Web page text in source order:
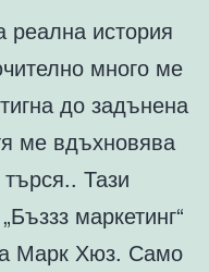
реална история
много ме
до задънена
ме вдъхновява
Тази
маркетинг“
Марк Хюз. Само